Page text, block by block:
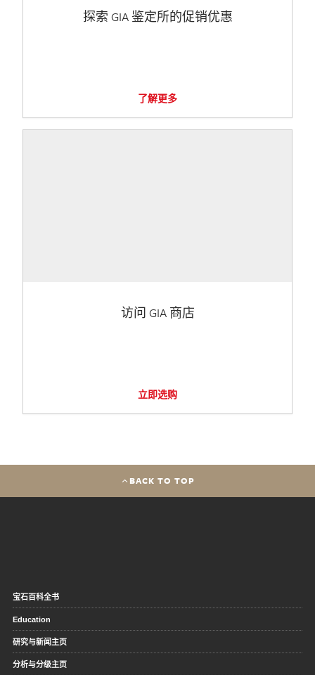
探索 GIA 鉴定所的促销优惠
了解更多
访问 GIA 商店
立即选购
BACK TO TOP
宝石百科全书
Education
研究与新闻主页
分析与分级主页